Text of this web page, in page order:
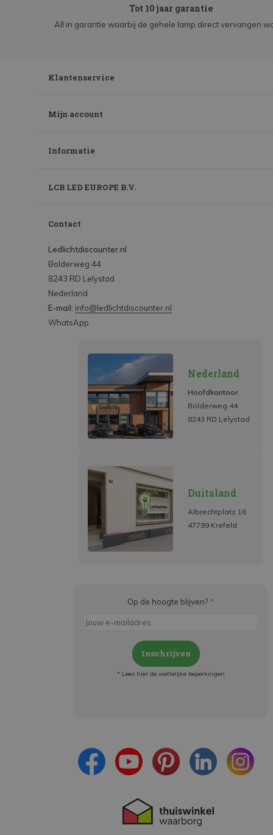
Tot 10 jaar garantie
All in garantie waarbij de gehele lamp direct vervangen
Klantenservice
Mijn account
Informatie
LCB LED EUROPE B.V.
Contact
Ledlichtdiscounter.nl
Bolderweg 44
8243 RD Lelystad
Nederland
E-mail: info@ledlichtdiscounter.nl
WhatsApp
Nederland
Hoofdkantoor
Bolderweg 44
8243 RD Lelystad
Duitsland
Albrechtplatz 16
47799 Krefeld
Op de hoogte blijven? *
Inschrijven
* Lees hier de wettelijke beperkingen